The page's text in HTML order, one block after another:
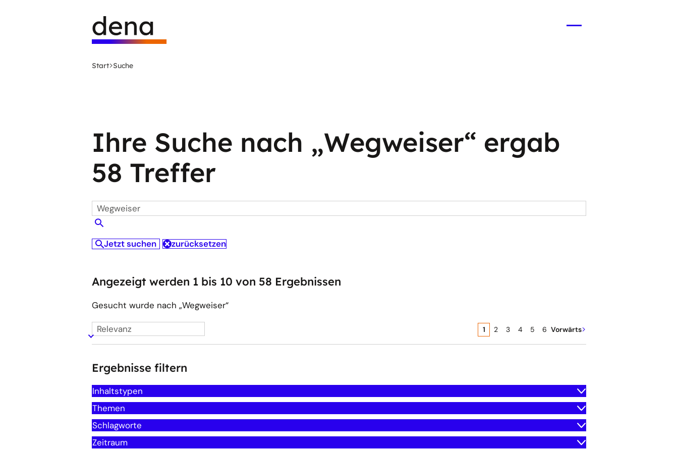
Deutsche
Energie-
Agentur
-
Start Suche
Ihre Suche nach „Wegweiser“ ergab
58 Treffer
Seite
durchsuchen
Suchbegriff
eingeben
Jetzt
Jetzt suchen
zurücksetzen
Angezeigt werden 1 bis 10 von 58 Ergebnissen
Gesucht wurde nach „Wegweiser“
Sortieren
nach
Seite
1 Seite
2 Seite
3 Seite
4 Seite
5 Seite
6 Vorwärts
Ergebnisse filtern
Inhaltstypen
Themen
Schlagworte
Zeitraum